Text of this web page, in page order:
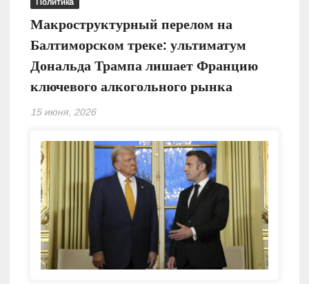
Политика
Макроструктурный перелом на
Балтиморском треке: ультиматум
Дональда Трампа лишает Францию
ключевого алкогольного рынка
15 июня, 2026